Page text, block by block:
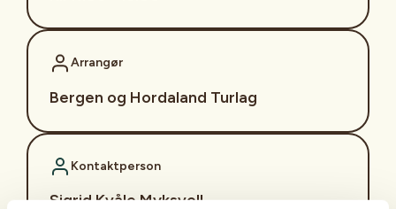
Arrangør
Bergen og Hordaland Turlag
Kontaktperson
Sigrid Kvåle Myksvoll